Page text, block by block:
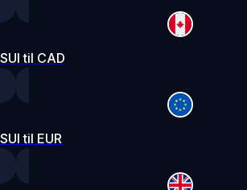
SUI til CAD
SUI til EUR